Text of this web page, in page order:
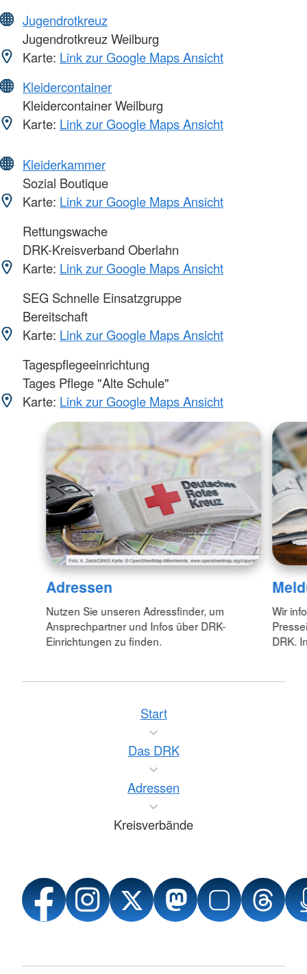
Jugendrotkreuz
Jugendrotkreuz Weilburg
Karte: Link zur Google Maps Ansicht
Kleidercontainer
Kleidercontainer Weilburg
Karte: Link zur Google Maps Ansicht
Kleiderkammer
Sozial Boutique
Karte: Link zur Google Maps Ansicht
Rettungswache
DRK-Kreisverband Oberlahn
Karte: Link zur Google Maps Ansicht
SEG Schnelle Einsatzgruppe
Bereitschaft
Karte: Link zur Google Maps Ansicht
Tagespflegeeinrichtung
Tages Pflege "Alte Schule"
Karte: Link zur Google Maps Ansicht
Adressen
Nutzen Sie unseren Adressfinder, um
Ansprechpartner und Infos über DRK-
Einrichtungen zu finden.
Wir
DRK.
Start
Das DRK
Adressen
Kreisverbände